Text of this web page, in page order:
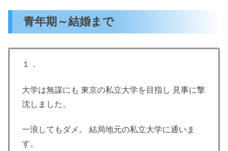
青年期～結婚まで
１．
大学は無謀にも 東京の私立大学を目指し 見事に撃
沈しました。
一浪してもダメ。 結局地元の私立大学に通いま
す。